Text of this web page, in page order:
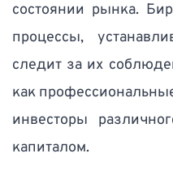
состоянии рынка.
процессы,
следит за их
как
инвесторы
капиталом.